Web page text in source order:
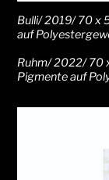
Bulli/ 2019/ 70 x
auf
Ruhm/ 2022/ 70
Pigmente auf